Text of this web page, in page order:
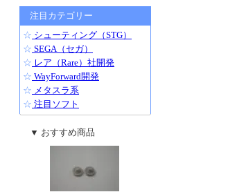
注目カテゴリー
☆ シューティング（STG）
☆ SEGA（セガ）
☆ レア（Rare）社開発
☆ WayForward開発
☆ メタスラ系
☆ 注目ソフト
▼ おすすめ商品